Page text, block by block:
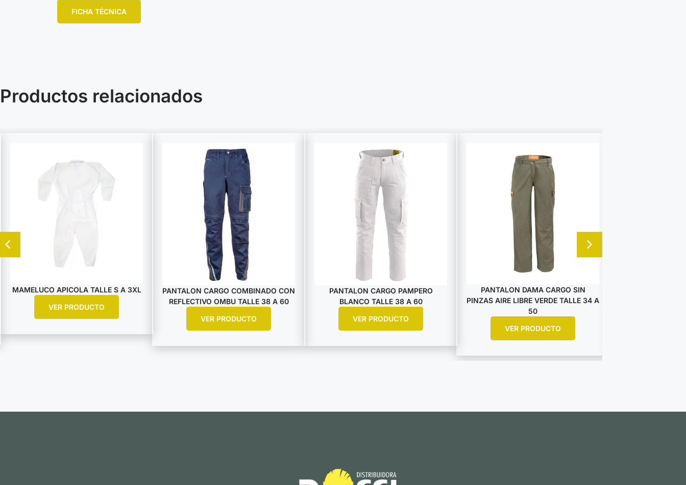
FICHA TÉCNICA
Productos relacionados
MAMELUCO APICOLA TALLE S A 3XL
VER PRODUCTO
PANTALON CARGO COMBINADO CON
REFLECTIVO OMBU TALLE 38 A 60
VER PRODUCTO
PANTALON CARGO PAMPERO
BLANCO TALLE 38 A 60
VER PRODUCTO
PANTALON DAMA CARGO SIN
PINZAS AIRE LIBRE VERDE TALLE 34 A
50
VER PRODUCTO